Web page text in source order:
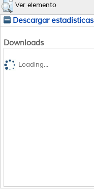
Ver elemento
Descargar estadísticas
Downloads
Loading...